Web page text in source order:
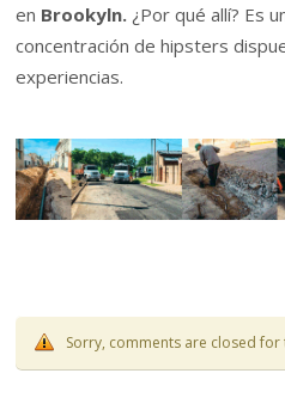
en Brookyln. ¿Por qué allí? Es
concentración de hipsters
experiencias.
Sorry, comments are closed